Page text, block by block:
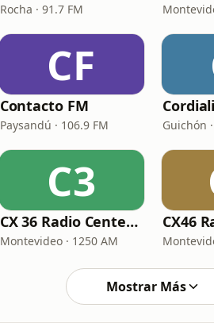
Rocha · 91.7 FM
CF
Contacto FM
Paysandú · 106.9 FM Guichón
C3
CX 36 Radio Centenario
Montevideo · 1250 AM
CX46
Mostrar Más